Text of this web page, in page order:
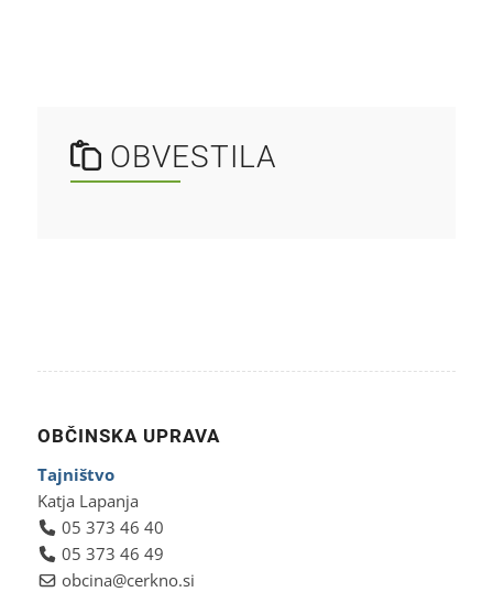
OBVESTILA
OBČINSKA UPRAVA
Tajništvo
Katja Lapanja
05 373 46 40
05 373 46 49
obcina@cerkno.si